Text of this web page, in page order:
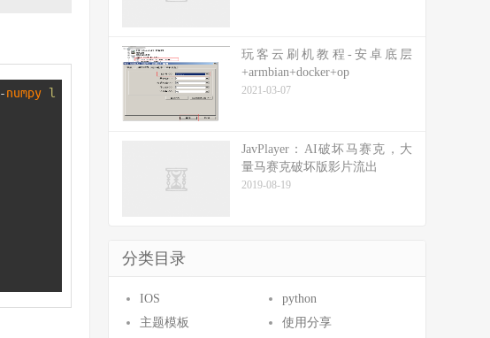
-numpy l
玩客云刷机教程-安卓底层
+armbian+docker+op
2021-03-07
JavPlayer：AI破坏马赛克，大
量马赛克破坏版影片流出
2019-08-19
分类目录
IOS
python
主题模板
使用分享